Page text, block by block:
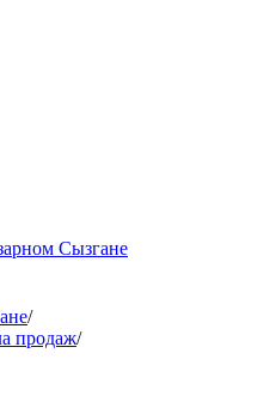
Сызгане
/
продаж/